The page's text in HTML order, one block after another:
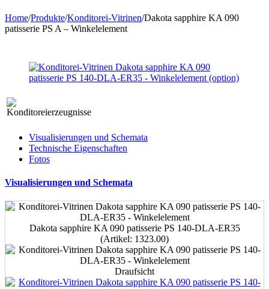
Home/Produkte/Konditorei-Vitrinen/Dakota sapphire KA 090
patisserie PS A – Winkelelement
Visualisierungen und Schemata
Technische Eigenschaften
Fotos
Visualisierungen und Schemata
Dakota sapphire KA 090 patisserie PS 140-DLA-ER35
(Artikel: 1323.00)
Draufsicht